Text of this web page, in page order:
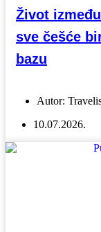
Život
sve češće
bazu
Autor:
10.07.2026.